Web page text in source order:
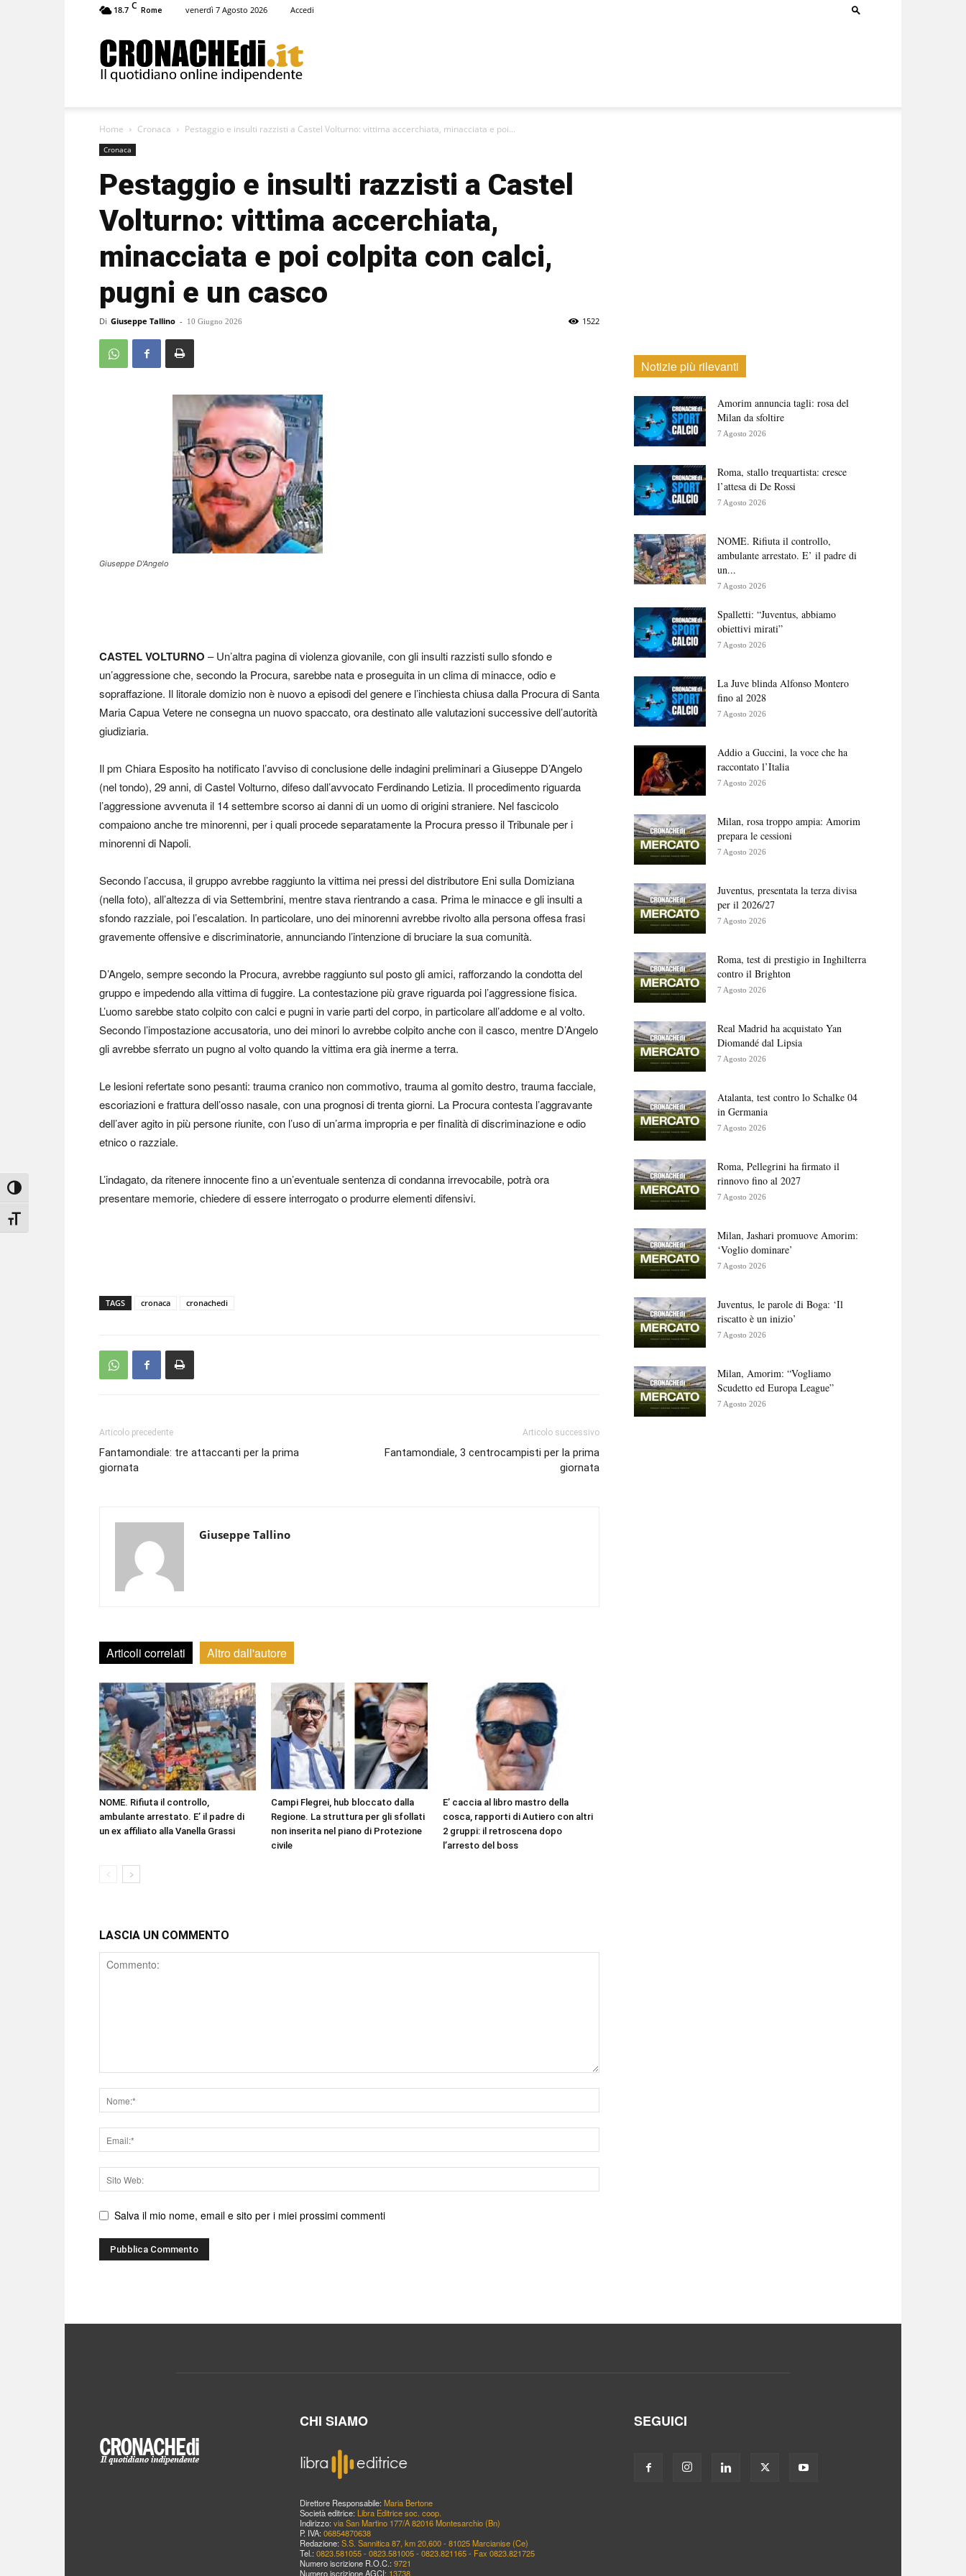
Attiva/disattiva alto contrasto
Attiva/disattiva dimensione testo
18.7 C Rome venerdì 7 Agosto 2026 Accedi
Home Cronaca Pestaggio e insulti razzisti a Castel Volturno: vittima accerchiata, minacciata e poi...
Cronaca
Pestaggio e insulti razzisti a Castel
Volturno: vittima accerchiata,
minacciata e poi colpita con calci,
pugni e un casco
Di Giuseppe Tallino - 10 Giugno 2026 1522
Giuseppe D'Angelo
CASTEL VOLTURNO – Un’altra pagina di violenza giovanile, con gli insulti razzisti sullo sfondo e
un’aggressione che, secondo la Procura, sarebbe nata e proseguita in un clima di minacce, odio e
sopraffazione. Il litorale domizio non è nuovo a episodi del genere e l’inchiesta chiusa dalla Procura di Santa
Maria Capua Vetere ne consegna un nuovo spaccato, ora destinato alle valutazioni successive dell’autorità
giudiziaria.
Il pm Chiara Esposito ha notificato l’avviso di conclusione delle indagini preliminari a Giuseppe D’Angelo
(nel tondo), 29 anni, di Castel Volturno, difeso dall’avvocato Ferdinando Letizia. Il procedimento riguarda
l’aggressione avvenuta il 14 settembre scorso ai danni di un uomo di origini straniere. Nel fascicolo
compaiono anche tre minorenni, per i quali procede separatamente la Procura presso il Tribunale per i
minorenni di Napoli.
Secondo l’accusa, il gruppo avrebbe raggiunto la vittima nei pressi del distributore Eni sulla Domiziana
(nella foto), all’altezza di via Settembrini, mentre stava rientrando a casa. Prima le minacce e gli insulti a
sfondo razziale, poi l’escalation. In particolare, uno dei minorenni avrebbe rivolto alla persona offesa frasi
gravemente offensive e discriminatorie, annunciando l’intenzione di bruciare la sua comunità.
D’Angelo, sempre secondo la Procura, avrebbe raggiunto sul posto gli amici, rafforzando la condotta del
gruppo e impedendo alla vittima di fuggire. La contestazione più grave riguarda poi l’aggressione fisica.
L’uomo sarebbe stato colpito con calci e pugni in varie parti del corpo, in particolare all’addome e al volto.
Secondo l’impostazione accusatoria, uno dei minori lo avrebbe colpito anche con il casco, mentre D’Angelo
gli avrebbe sferrato un pugno al volto quando la vittima era già inerme a terra.
Le lesioni refertate sono pesanti: trauma cranico non commotivo, trauma al gomito destro, trauma facciale,
escoriazioni e frattura dell’osso nasale, con una prognosi di trenta giorni. La Procura contesta l’aggravante
dell’aver agito in più persone riunite, con l’uso di un’arma impropria e per finalità di discriminazione e odio
etnico o razziale.
L’indagato, da ritenere innocente fino a un’eventuale sentenza di condanna irrevocabile, potrà ora
presentare memorie, chiedere di essere interrogato o produrre elementi difensivi.
TAGS cronaca cronachedi
Articolo precedente
Fantamondiale: tre attaccanti per la prima
giornata
Articolo successivo
Fantamondiale, 3 centrocampisti per la prima
giornata
Giuseppe Tallino
Articoli correlati Altro dall'autore
NOME. Rifiuta il controllo,
ambulante arrestato. E’ il padre di
un ex affiliato alla Vanella Grassi
Campi Flegrei, hub bloccato dalla
Regione. La struttura per gli sfollati
non inserita nel piano di Protezione
civile
E’ caccia al libro mastro della
cosca, rapporti di Autiero con altri
2 gruppi: il retroscena dopo
l’arresto del boss
LASCIA UN COMMENTO
Comment
Nome
Email
Sito
web
Salva il mio nome, email e sito per i miei prossimi commenti
Notizie più rilevanti
Amorim annuncia tagli: rosa del
Milan da sfoltire
7 Agosto 2026
Roma, stallo trequartista: cresce
l’attesa di De Rossi
7 Agosto 2026
NOME. Rifiuta il controllo,
ambulante arrestato. E’ il padre di
un...
7 Agosto 2026
Spalletti: “Juventus, abbiamo
obiettivi mirati”
7 Agosto 2026
La Juve blinda Alfonso Montero
fino al 2028
7 Agosto 2026
Addio a Guccini, la voce che ha
raccontato l’Italia
7 Agosto 2026
Milan, rosa troppo ampia: Amorim
prepara le cessioni
7 Agosto 2026
Juventus, presentata la terza divisa
per il 2026/27
7 Agosto 2026
Roma, test di prestigio in Inghilterra
contro il Brighton
7 Agosto 2026
Real Madrid ha acquistato Yan
Diomandé dal Lipsia
7 Agosto 2026
Atalanta, test contro lo Schalke 04
in Germania
7 Agosto 2026
Roma, Pellegrini ha firmato il
rinnovo fino al 2027
7 Agosto 2026
Milan, Jashari promuove Amorim:
‘Voglio dominare’
7 Agosto 2026
Juventus, le parole di Boga: ‘Il
riscatto è un inizio’
7 Agosto 2026
Milan, Amorim: “Vogliamo
Scudetto ed Europa League”
7 Agosto 2026
CHI SIAMO
Direttore Responsabile: Maria Bertone
Società editrice: Libra Editrice soc. coop.
Indirizzo: via San Martino 177/A 82016 Montesarchio (Bn)
P. IVA: 06854870638
Redazione: S.S. Sannitica 87, km 20,600 - 81025 Marcianise (Ce)
Tel.: 0823.581055 - 0823.581005 - 0823.821165 - Fax 0823.821725
Numero iscrizione R.O.C.: 9721
Numero iscrizione AGCI: 13738
SEGUICI